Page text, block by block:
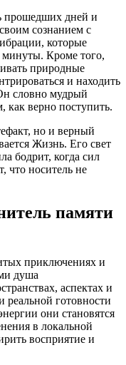
прошедших дней и
сознанием с
которые
Кроме того,
природные
и находить
словно мудрый
как верно поступить.
но и верный
Жизнь. Его свет
бодрит, когда сил
что носитель не
памяти
приключениях и
душа
аспектах и
реальной готовности
они становятся
в локальной
восприятие и